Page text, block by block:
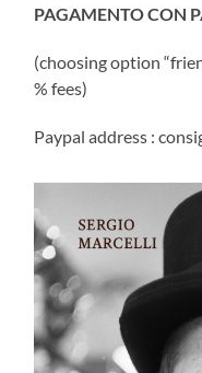
PAGAMENTO CON
(choosing option
% fees)
Paypal address :